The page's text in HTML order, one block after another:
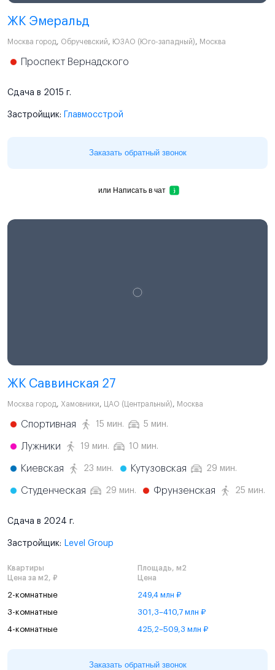
ЖК Эмеральд
Москва город, Обручевский, ЮЗАО (Юго-западный), Москва
Проспект Вернадского
Сдача в 2015 г.
Застройщик: Главмосстрой
Заказать обратный звонок
или Написать в чат
ЖК Саввинская 27
Москва город, Хамовники, ЦАО (Центральный), Москва
Спортивная 15 мин. 5 мин.
Лужники 19 мин. 10 мин.
Киевская 23 мин. Кутузовская 29 мин.
Студенческая 29 мин. Фрунзенская 25 мин.
Сдача в 2024 г.
Застройщик: Level Group
Квартиры
Площадь, м2
Цена за м2, ₽
Цена
2-комнатные 249,4 млн ₽
3-комнатные 301,3–410,7 млн ₽
4-комнатные 425,2–509,3 млн ₽
Заказать обратный звонок